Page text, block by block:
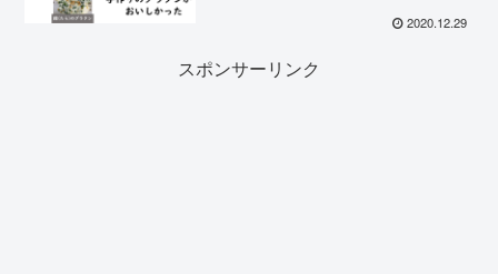
2020.12.29
スポンサーリンク